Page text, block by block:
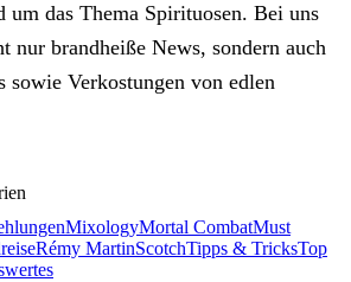
um das Thema Spirituosen. Bei uns
nur brandheiße News, sondern auch
sowie Verkostungen von edlen
MixologyMortal CombatMust
Rémy MartinScotchTipps & TricksTop